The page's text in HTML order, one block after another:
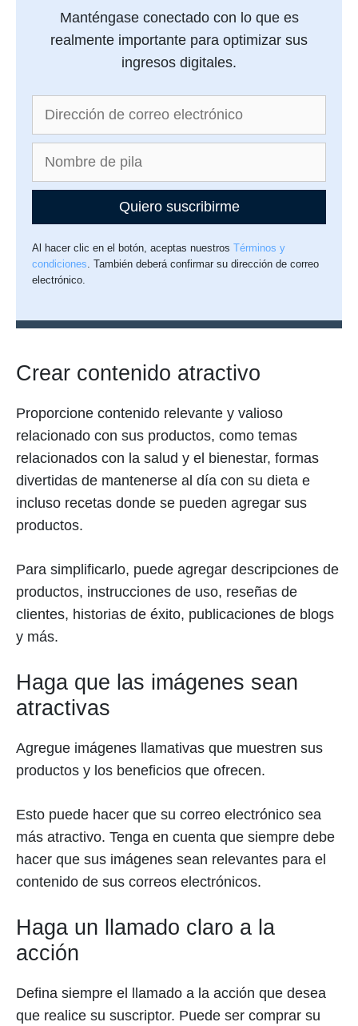
Manténgase conectado con lo que es
realmente importante para optimizar sus
ingresos digitales.
Quiero suscribirme
Al hacer clic en el botón, aceptas nuestrosTérminos y
condiciones . También deberá confirmar su dirección de correo
electrónico.
Crear contenido atractivo
Proporcione contenido relevante y valioso
relacionado con sus productos, como temas
relacionados con la salud y el bienestar, formas
divertidas de mantenerse al día con su dieta e
incluso recetas donde se pueden agregar sus
productos.
Para simplificarlo, puede agregar descripciones de
productos, instrucciones de uso, reseñas de
clientes, historias de éxito, publicaciones de blogs
y más.
Haga que las imágenes sean
atractivas
Agregue imágenes llamativas que muestren sus
productos y los beneficios que ofrecen.
Esto puede hacer que su correo electrónico sea
más atractivo. Tenga en cuenta que siempre debe
hacer que sus imágenes sean relevantes para el
contenido de sus correos electrónicos.
Haga un llamado claro a la
acción
Defina siempre el llamado a la acción que desea
que realice su suscriptor. Puede ser comprar su